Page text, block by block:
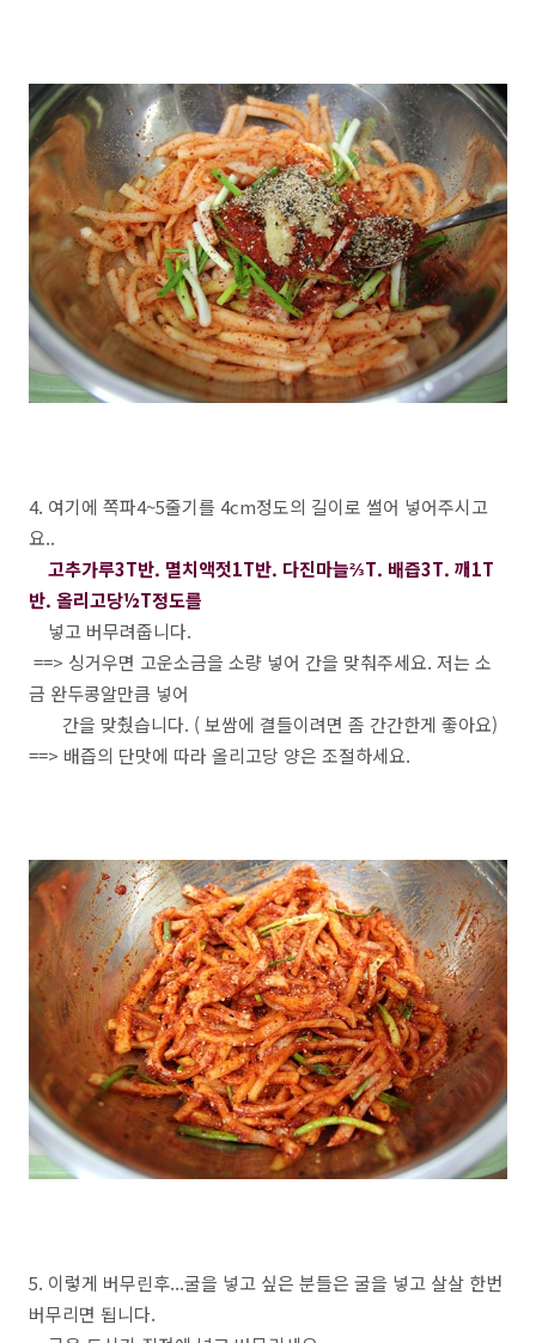
4. 여기에 쪽파4~5줄기를 4cm정도의 길이로 썰어 넣어주시고
요..
고추가루3T반. 멸치액젓1T반. 다진마늘⅔T. 배즙3T. 깨1T
반. 올리고당½T정도를
넣고 버무려줍니다.
==> 싱거우면 고운소금을 소량 넣어 간을 맞춰주세요. 저는 소
금 완두콩알만큼 넣어
간을 맞췄습니다. ( 보쌈에 결들이려면 좀 간간한게 좋아요)
==> 배즙의 단맛에 따라 올리고당 양은 조절하세요.
5. 이렇게 버무린후...굴을 넣고 싶은 분들은 굴을 넣고 살살 한번
버무리면 됩니다.